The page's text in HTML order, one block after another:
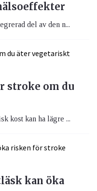
del av den n...
stroke om du
kost kan ha lägre ...
kan öka